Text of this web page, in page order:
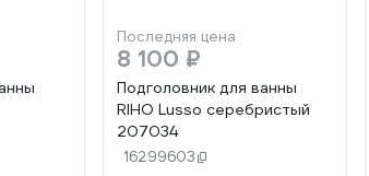
Последняя цена
8 100 ₽
Подголовник для ванны
RIHO Lusso серебристый
207034
16299603